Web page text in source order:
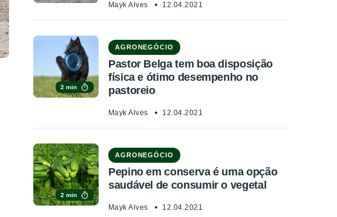
Mayk Alves 12.04.2021
2 min
AGRONEGÓCIO
Pastor Belga tem boa disposição
física e ótimo desempenho no
pastoreio
Mayk Alves 12.04.2021
2 min
AGRONEGÓCIO
Pepino em conserva é uma opção
saudável de consumir o vegetal
Mayk Alves 12.04.2021